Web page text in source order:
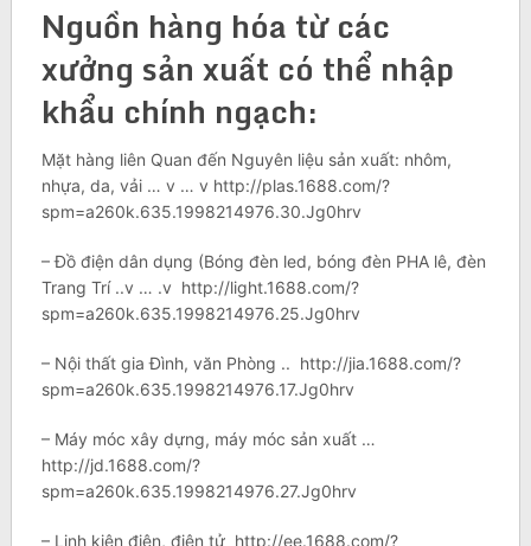
Nguồn hàng hóa từ các
xưởng sản xuất có thể nhập
khẩu chính ngạch:
Mặt hàng liên Quan đến Nguyên liệu sản xuất: nhôm,
nhựa, da, vải … v … v http://plas.1688.com/?
spm=a260k.635.1998214976.30.Jg0hrv
– Đồ điện dân dụng (Bóng đèn led, bóng đèn PHA lê, đèn
Trang Trí ..v … .v http://light.1688.com/?
spm=a260k.635.1998214976.25.Jg0hrv
– Nội thất gia Đình, văn Phòng .. http://jia.1688.com/?
spm=a260k.635.1998214976.17.Jg0hrv
– Máy móc xây dựng, máy móc sản xuất …
http://jd.1688.com/?
spm=a260k.635.1998214976.27.Jg0hrv
– Linh kiện điện, điện tử http://ee.1688.com/?